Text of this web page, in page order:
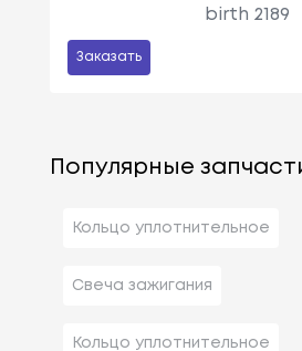
birth 2189
Заказать
Популярные
Кольцо уплотнительное
Свеча зажигания
Кольцо уплотнительное